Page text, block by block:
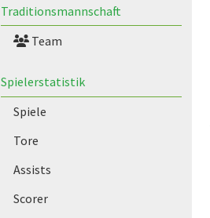
Traditionsmannschaft
Team
Spielerstatistik
Spiele
Tore
Assists
Scorer